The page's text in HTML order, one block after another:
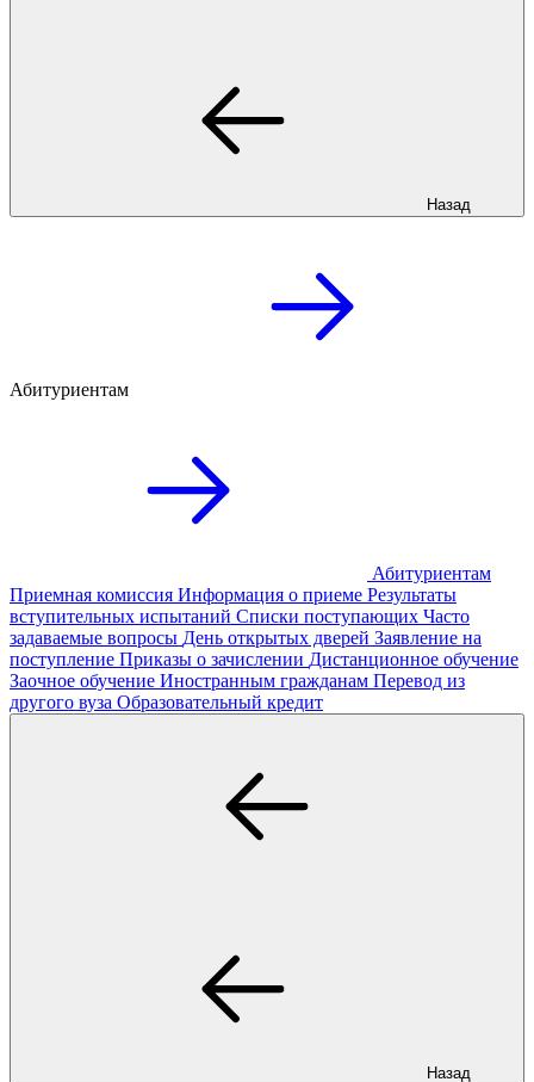
Назад
Абитуриентам
Абитуриентам
Приемная комиссия Информация о приеме Результаты
вступительных испытаний Списки поступающих Часто
задаваемые вопросы День открытых дверей Заявление на
поступление Приказы о зачислении Дистанционное обучение
Заочное обучение Иностранным гражданам Перевод из
другого вуза Образовательный кредит
Назад